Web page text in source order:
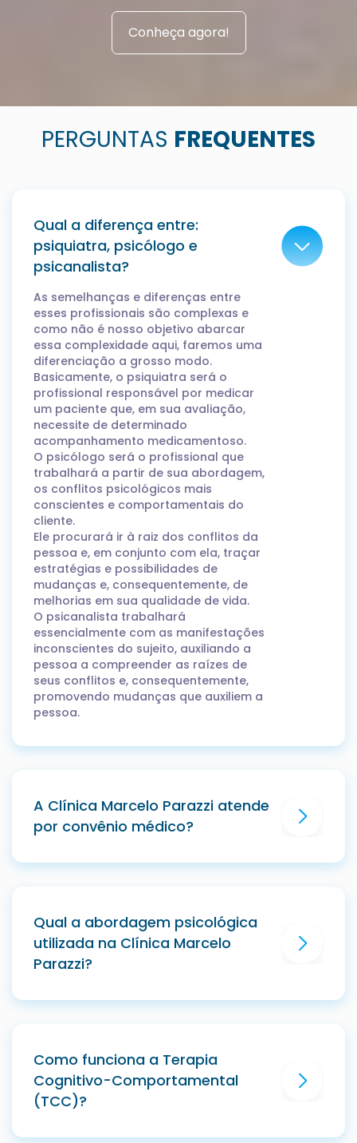
Conheça agora!
PERGUNTAS FREQUENTES
Qual a diferença entre:
psiquiatra, psicólogo e
psicanalista?
As semelhanças e diferenças entre
esses profissionais são complexas e
como não é nosso objetivo abarcar
essa complexidade aqui, faremos uma
diferenciação a grosso modo.
Basicamente, o psiquiatra será o
profissional responsável por medicar
um paciente que, em sua avaliação,
necessite de determinado
acompanhamento medicamentoso.
O psicólogo será o profissional que
trabalhará a partir de sua abordagem,
os conflitos psicológicos mais
conscientes e comportamentais do
cliente.
Ele procurará ir à raiz dos conflitos da
pessoa e, em conjunto com ela, traçar
estratégias e possibilidades de
mudanças e, consequentemente, de
melhorias em sua qualidade de vida.
O psicanalista trabalhará
essencialmente com as manifestações
inconscientes do sujeito, auxiliando a
pessoa a compreender as raízes de
seus conflitos e, consequentemente,
promovendo mudanças que auxiliem a
pessoa.
A Clínica Marcelo Parazzi atende
por convênio médico?
Qual a abordagem psicológica
utilizada na Clínica Marcelo
Parazzi?
Como funciona a Terapia
Cognitivo-Comportamental
(TCC)?